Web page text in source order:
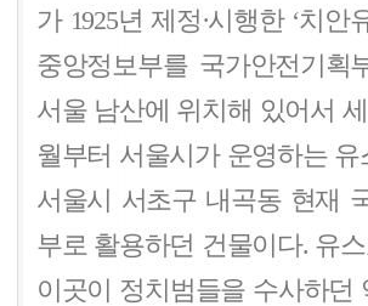
가 1925년 제정·시행한 ‘치안
중앙정보부를 국가안전기획
서울 남산에 위치해 있어서
월부터 서울시가 운영하는 유
서울시 서초구 내곡동 현재
부로 활용하던 건물이다. 유
이곳이 정치범들을 수사하던